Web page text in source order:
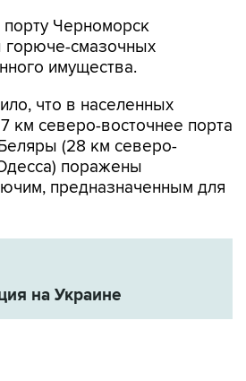
Черноморск
смазочных
имущества.
что в населенных
км северо-восточнее порта
(28 км северо-
поражены
предназначенным для
на Украине